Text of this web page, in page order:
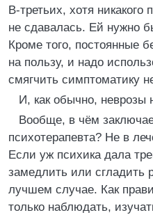
В-третьих, хотя никакого
не сдавалась. Ей нужно
Кроме того, постоянные
на пользу, и надо
смягчить симптоматику
И, как обычно, неврозы
Вообще, в чём
психотерапевта? Не в
Если уж психика дала
замедлить или сгладить
лучшем случае. Как
только наблюдать,